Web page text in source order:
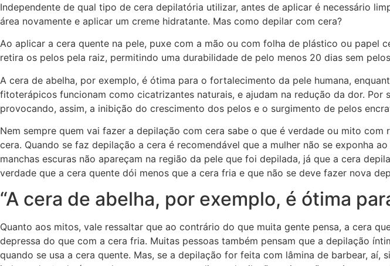
Independente de qual tipo de cera depilatória utilizar, antes de aplicar é necessário
área novamente e aplicar um creme hidratante. Mas como depilar com cera?
Ao aplicar a cera quente na pele, puxe com a mão ou com folha de plástico ou
retira os pelos pela raiz, permitindo uma durabilidade de pelo menos 20 dias sem
A cera de abelha, por exemplo, é ótima para o fortalecimento da pele humana,
fitoterápicos funcionam como cicatrizantes naturais, e ajudam na redução da dor.
provocando, assim, a inibição do crescimento dos pelos e o surgimento de pelos
Nem sempre quem vai fazer a depilação com cera sabe o que é verdade ou mito
cera. Quando se faz depilação a cera é recomendável que a mulher não se exponha
manchas escuras não apareçam na região da pele que foi depilada, já que a cera
verdade que a cera quente dói menos que a cera fria e que não se deve fazer nova
“A cera de abelha, por exemplo, é ótima
Quanto aos mitos, vale ressaltar que ao contrário do que muita gente pensa, a cera
depressa do que com a cera fria. Muitas pessoas também pensam que a depilação
quando se usa a cera quente. Mas, se a depilação for feita com lâmina de barbear,